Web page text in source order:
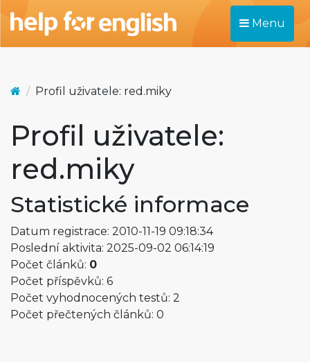
Menu
Profil uživatele: red.miky
Profil uživatele:
red.miky
Statistické informace
Datum registrace: 2010-11-19 09:18:34
Poslední aktivita: 2025-09-02 06:14:19
Počet článků: 0
Počet příspěvků: 6
Počet vyhodnocených testů: 2
Počet přečtených článků: 0